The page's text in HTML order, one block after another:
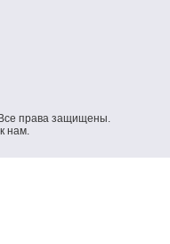
права защищены.
нам.